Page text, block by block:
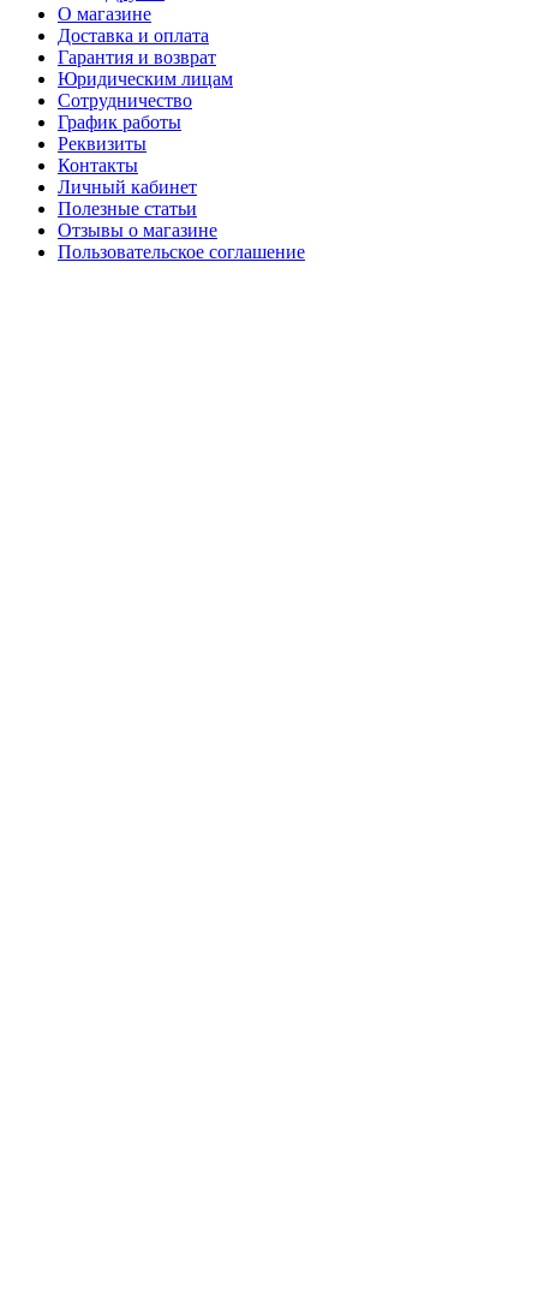
О магазине
Доставка и оплата
Гарантия и возврат
Юридическим лицам
Сотрудничество
График работы
Реквизиты
Контакты
Личный кабинет
Полезные статьи
Отзывы о магазине
Пользовательское соглашение